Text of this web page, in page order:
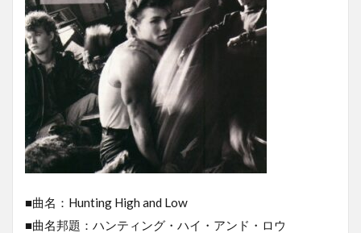
■曲名：Hunting High and Low
■曲名邦題：ハンティング・ハイ・アンド・ロウ